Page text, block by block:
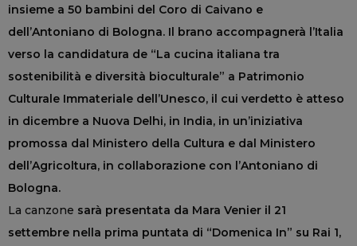
insieme a 50 bambini del Coro di Caivano e
dell’Antoniano di Bologna. Il brano accompagnerà l’Italia
verso la candidatura de “La cucina italiana tra
sostenibilità e diversità bioculturale” a Patrimonio
Culturale Immateriale dell’Unesco, il cui verdetto è atteso
in dicembre a Nuova Delhi, in India, in un’iniziativa
promossa dal Ministero della Cultura e dal Ministero
dell’Agricoltura, in collaborazione con l’Antoniano di
Bologna.
La canzone sarà presentata da Mara Venier il 21
settembre nella prima puntata di “Domenica In” su Rai 1,